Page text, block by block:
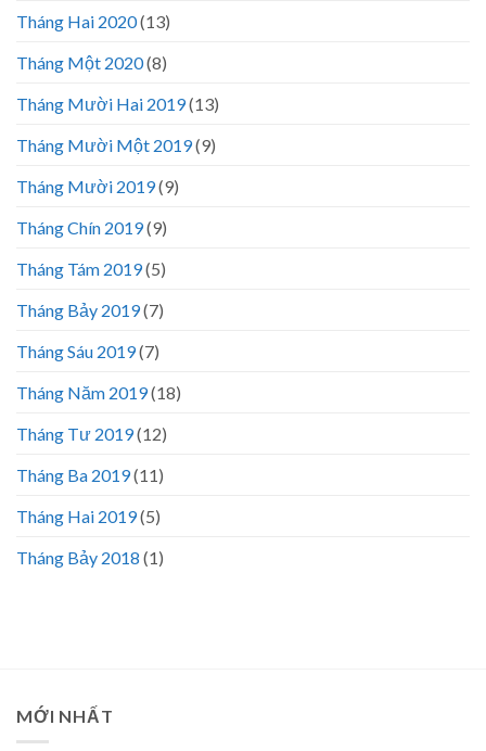
Tháng Hai 2020(13)
Tháng Một 2020(8)
Tháng Mười Hai 2019(13)
Tháng Mười Một 2019(9)
Tháng Mười 2019(9)
Tháng Chín 2019(9)
Tháng Tám 2019(5)
Tháng Bảy 2019(7)
Tháng Sáu 2019(7)
Tháng Năm 2019(18)
Tháng Tư 2019(12)
Tháng Ba 2019(11)
Tháng Hai 2019(5)
Tháng Bảy 2018 (1)
MỚI NHẤT